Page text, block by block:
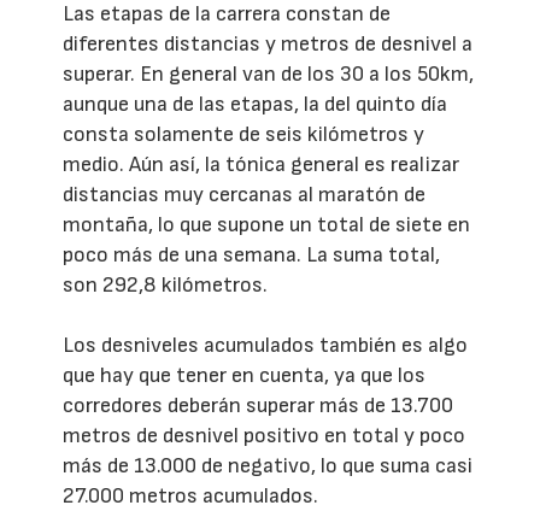
Las etapas de la carrera constan de
diferentes distancias y metros de desnivel a
superar. En general van de los 30 a los 50km,
aunque una de las etapas, la del quinto día
consta solamente de seis kilómetros y
medio. Aún así, la tónica general es realizar
distancias muy cercanas al maratón de
montaña, lo que supone un total de siete en
poco más de una semana. La suma total,
son 292,8 kilómetros.
Los desniveles acumulados también es algo
que hay que tener en cuenta, ya que los
corredores deberán superar más de 13.700
metros de desnivel positivo en total y poco
más de 13.000 de negativo, lo que suma casi
27.000 metros acumulados.